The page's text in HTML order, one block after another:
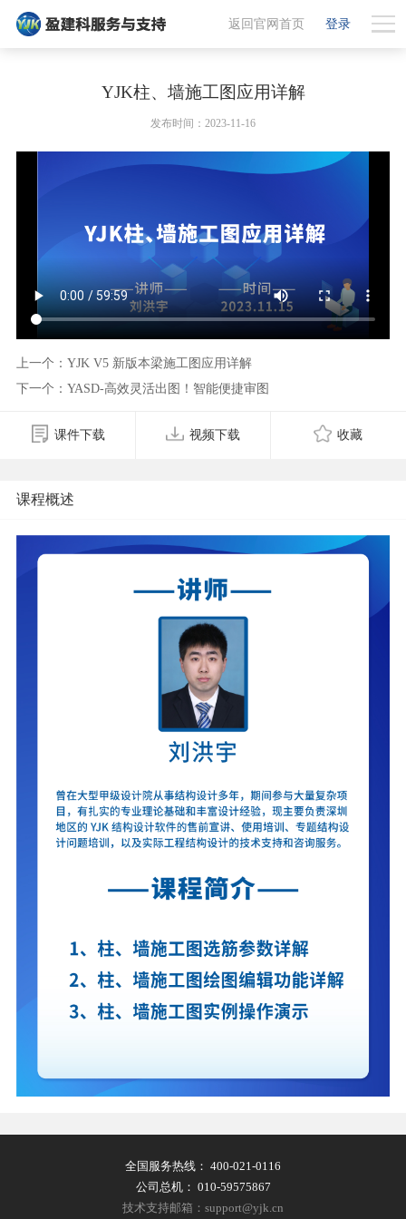
登录
返回官网首页
YJK柱、墙施工图应用详解
发布时间：2023-11-16
上一个：YJK V5 新版本梁施工图应用详解
下一个：YASD-高效灵活出图！智能便捷审图
课件下载 视频下载 收藏
课程概述
全国服务热线： 400-021-0116
公司总机： 010-59575867
技术支持邮箱：support@yjk.cn